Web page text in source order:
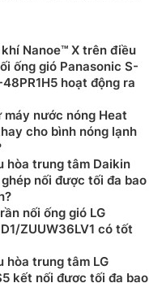
17100btu CS-
nghệ NanoeG giải
các hạt bụi có kích
trở lại bộ lọc giúp
trong sạch hơn.
Nanoe™ X trên điều
ống gió Panasonic S-
hoạt động ra
máy nước nóng Heat
cho bình nóng lạnh
hòa trung tâm Daikin
ghép nối được tối đa bao
nối ống gió LG
ZUUW36LV1 có tốt
hòa trung tâm LG
kết nối được tối đa bao